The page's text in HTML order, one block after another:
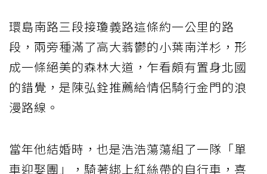
環島南路三段接瓊義路這條約一公里的路
段，兩旁種滿了高大蓊鬱的小葉南洋杉，形
成一條絕美的森林大道，乍看頗有置身北國
的錯覺，是陳弘銓推薦給情侶騎行金門的浪
漫路線。
當年他結婚時，也是浩浩蕩蕩組了一隊「單
車迎娶團」，騎著綁上紅絲帶的自行車，喜